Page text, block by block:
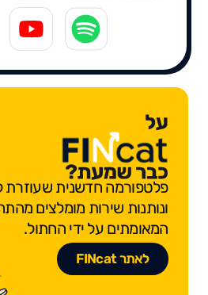
פלטפורמה חדשנית שעוזרת
ונותנות שירות מומלצים
המאומתים על ידי החתול.
לאתר FINcat